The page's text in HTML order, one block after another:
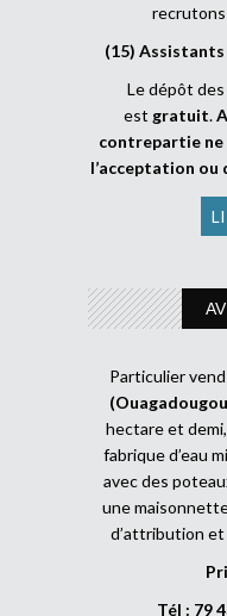
(15)
Le dépôt
est gratuit.
contrepartie ne
l’acceptation
Particulier
hectare et
fabrique d’eau
avec des
une
d’attribution et
Tél : 79